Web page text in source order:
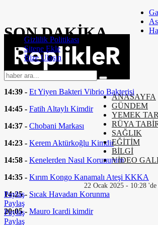
SON DAKİKA
14:58 -Bel Ağrısı Nasıl Geçer
14:44 -Moto Kurye Nasıl Olunur
14:39 - Et Yiyen Bakteri Vibrio Bakterisi
14:45 - Fatih Altaylı Kimdir
14:37 - Chobani Markası
14:23 - Kerem Aktürkoğlu Kimdir
14:58 - Kenelerden Nasıl Korunurum
14:35 - Kırım Kongo Kanamalı Ateşi KKKA
14:25 - Sıcak Havadan Korunma
20:05 - Mauro Icardi kimdir
Gizlilik Politikası
Sitene Ekle
Bize Ulaşın
ANASAYFA
GÜNDEM
YEMEK
RÜYA
SAĞLIK
EĞİTİM
BİLGİ
VİDEO
22 Ocak 2025 - 10:28
Paylaş
Paylaş
Paylaş
Paylaş